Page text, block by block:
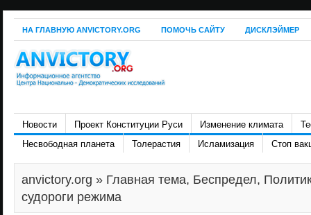
НА ГЛАВНУЮ ANVICTORY.ORG ПОМОЧЬ САЙТУ ДИСКЛЭЙМЕР
Новости Проект Конституции Руси Изменение климата
Несвободная планета
Толерастия Исламизация Стоп
anvictory.org » Главная тема, Беспредел,
судороги режима